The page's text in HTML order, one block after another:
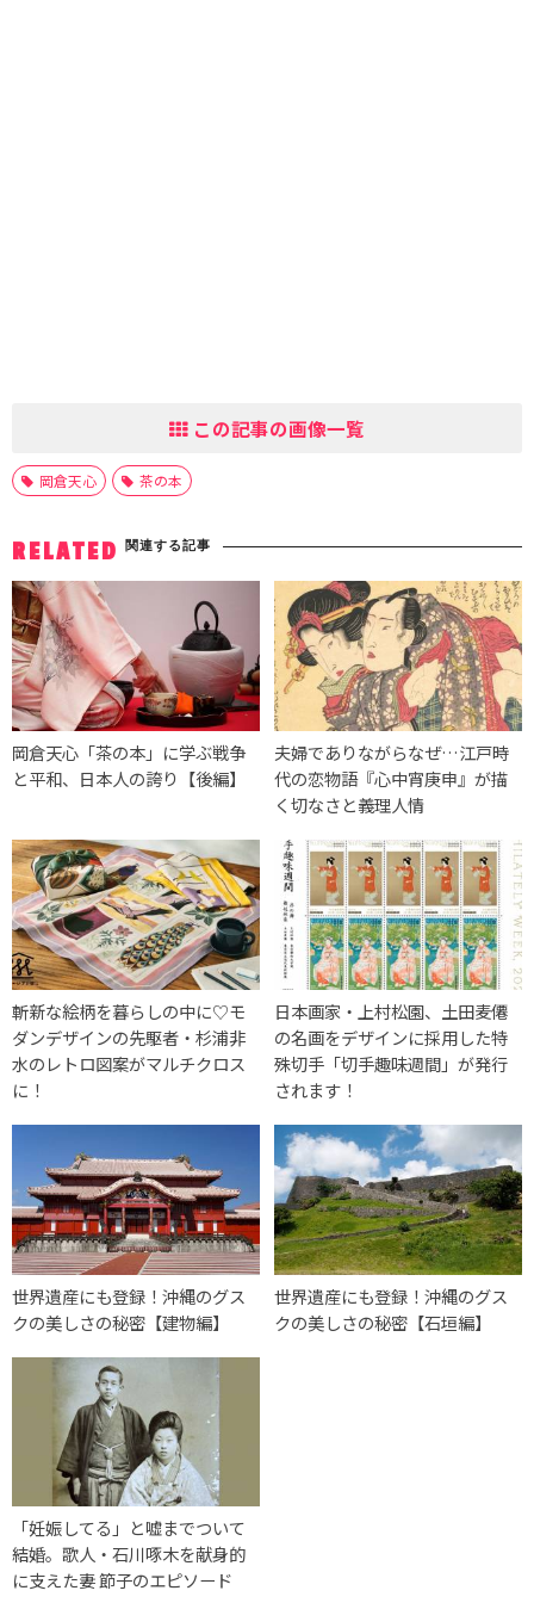
この記事の画像一覧
岡倉天心 茶の本
RELATED 関連する記事
岡倉天心「茶の本」に学ぶ戦争
と平和、日本人の誇り【後編】
夫婦でありながらなぜ…江戸時
代の恋物語『心中宵庚申』が描
く切なさと義理人情
斬新な絵柄を暮らしの中に♡モ
ダンデザインの先駆者・杉浦非
水のレトロ図案がマルチクロス
に！
日本画家・上村松園、土田麦僊
の名画をデザインに採用した特
殊切手「切手趣味週間」が発行
されます！
世界遺産にも登録！沖縄のグス
クの美しさの秘密【建物編】
世界遺産にも登録！沖縄のグス
クの美しさの秘密【石垣編】
「妊娠してる」と嘘までついて
結婚。歌人・石川啄木を献身的
に支えた妻 節子のエピソード